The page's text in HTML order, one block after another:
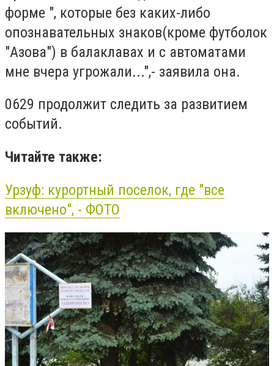
форме ", которые без каких-либо
опознавательных знаков(кроме футболок
"Азова") в балаклавах и с автоматами
мне вчера угрожали...",- заявила она.
0629 продолжит следить за развитием
событий.
Читайте также:
Урзуф: курортный поселок, где "все
включено", - ФОТО